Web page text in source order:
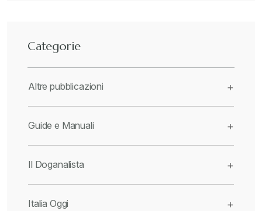
Categorie
Altre pubblicazioni +
Guide e Manuali +
Il Doganalista +
Italia Oggi +